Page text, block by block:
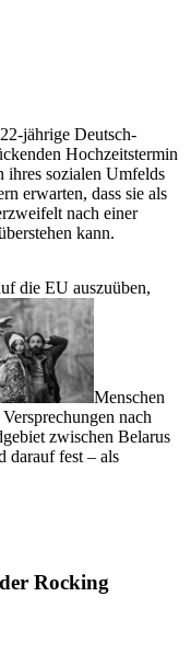
jährige Deutsch-
Hochzeitstermin
ihres sozialen Umfelds
erwarten, dass sie als
nach einer
kann.
die EU auszuüben,
Menschen
nach
zwischen Belarus
darauf fest – als
Rocking